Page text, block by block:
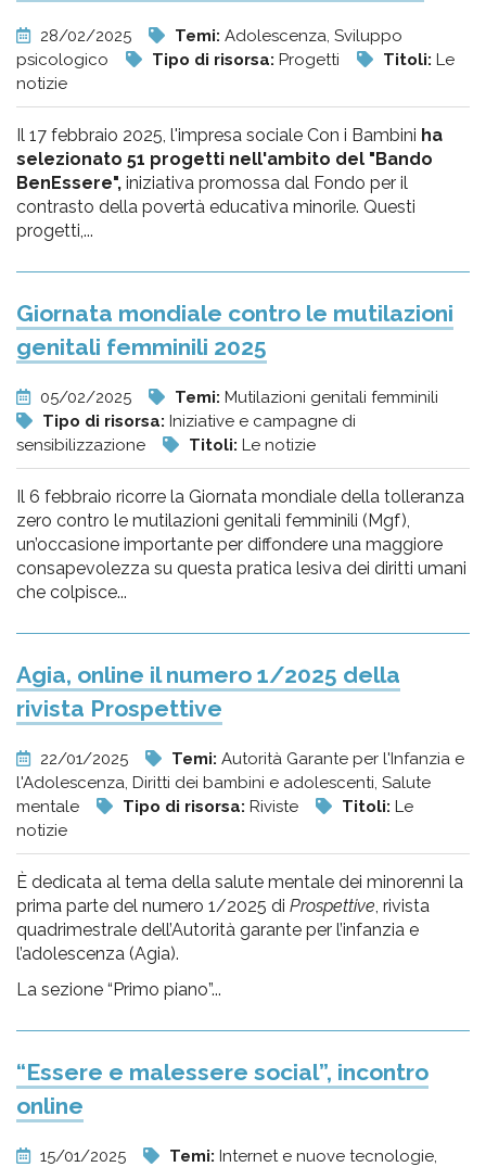
28/02/2025 Temi: Adolescenza, Sviluppo
psicologico
Tipo di risorsa: Progetti Titoli: Le
notizie
Il 17 febbraio 2025, l'impresa sociale Con i Bambini ha
selezionato 51 progetti nell'ambito del "Bando
BenEssere", iniziativa promossa dal Fondo per il
contrasto della povertà educativa minorile. Questi
progetti,...
Giornata mondiale contro le mutilazioni
genitali femminili 2025
05/02/2025 Temi: Mutilazioni genitali femminili
Tipo di risorsa: Iniziative e campagne di
sensibilizzazione
Titoli: Le notizie
Il 6 febbraio ricorre la Giornata mondiale della tolleranza
zero contro le mutilazioni genitali femminili (Mgf),
un’occasione importante per diffondere una maggiore
consapevolezza su questa pratica lesiva dei diritti umani
che colpisce...
Agia, online il numero 1/2025 della
rivista Prospettive
22/01/2025 Temi: Autorità Garante per l'Infanzia e
l'Adolescenza, Diritti dei bambini e adolescenti, Salute
mentale
Tipo di risorsa: Riviste Titoli: Le
notizie
È dedicata al tema della salute mentale dei minorenni la
prima parte del numero 1/2025 di Prospettive, rivista
quadrimestrale dell’Autorità garante per l’infanzia e
l’adolescenza (Agia).
La sezione “Primo piano”...
“Essere e malessere social”, incontro
online
15/01/2025 Temi: Internet e nuove tecnologie,